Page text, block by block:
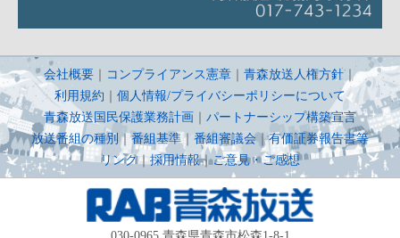
会社概要 コンプライアンス憲章 青森放送人権方針｜
利用規約
個人情報/プライバシーポリシーについて
青森放送国民保護業務計画
パートナーシップ構築宣言
放送番組の種別 ｜番組基準 ｜ 番組審議会｜有価証券報告書等
リンク｜ 採用情報｜ご意見・ご感想